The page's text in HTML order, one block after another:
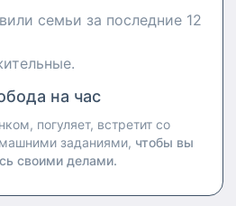
семьи за последние 12
на час
погуляет, встретит со
заданиями, чтобы вы
своими делами.